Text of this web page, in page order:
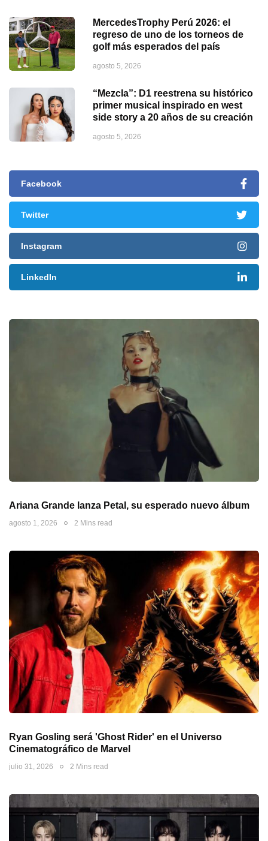
MercedesTrophy Perú 2026: el
regreso de uno de los torneos de
golf más esperados del país
agosto 5, 2026
“Mezcla”: D1 reestrena su histórico
primer musical inspirado en west
side story a 20 años de su creación
agosto 5, 2026
Facebook
Twitter
Instagram
LinkedIn
Ariana Grande lanza Petal, su esperado nuevo álbum
agosto 1, 2026 2 Mins read
Ryan Gosling será 'Ghost Rider' en el Universo
Cinematográfico de Marvel
julio 31, 2026 2 Mins read